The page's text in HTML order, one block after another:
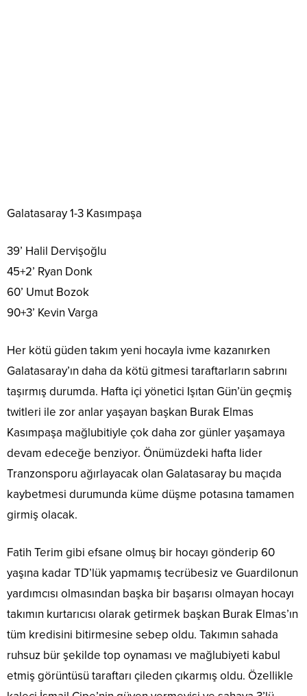
Galatasaray 1-3 Kasımpaşa
39’ Halil Dervişoğlu
45+2’ Ryan Donk
60’ Umut Bozok
90+3’ Kevin Varga
Her kötü güden takım yeni hocayla ivme kazanırken
Galatasaray’ın daha da kötü gitmesi taraftarların sabrını
taşırmış durumda. Hafta içi yönetici Işıtan Gün’ün geçmiş
twitleri ile zor anlar yaşayan başkan Burak Elmas
Kasımpaşa mağlubitiyle çok daha zor günler yaşamaya
devam edeceğe benziyor. Önümüzdeki hafta lider
Tranzonsporu ağırlayacak olan Galatasaray bu maçıda
kaybetmesi durumunda küme düşme potasına tamamen
girmiş olacak.
Fatih Terim gibi efsane olmuş bir hocayı gönderip 60
yaşına kadar TD’lük yapmamış tecrübesiz ve Guardilonun
yardımcısı olmasından başka bir başarısı olmayan hocayı
takımın kurtarıcısı olarak getirmek başkan Burak Elmas’ın
tüm kredisini bitirmesine sebep oldu. Takımın sahada
ruhsuz bür şekilde top oynaması ve mağlubiyeti kabul
etmiş görüntüsü taraftarı çileden çıkarmış oldu. Özellikle